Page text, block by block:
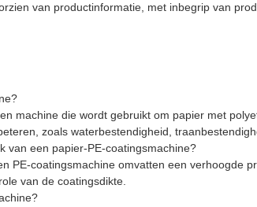
van productinformatie, met inbegrip van
machine die wordt gebruikt om papier met
zoals waterbestendigheid,
van een papier-PE-coatingsmachine?
PE-coatingsmachine omvatten een verhoogde
van de coatingsdikte.